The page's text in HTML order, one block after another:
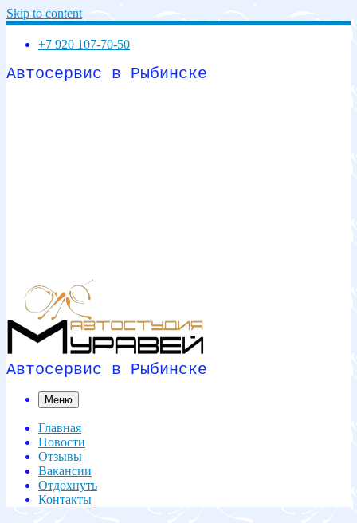
Skip to content
+7 920 107-70-50
Автосервис в Рыбинске
Автосервис в Рыбинске
Меню
Главная
Новости
Отзывы
Вакансии
Отдохнуть
Контакты